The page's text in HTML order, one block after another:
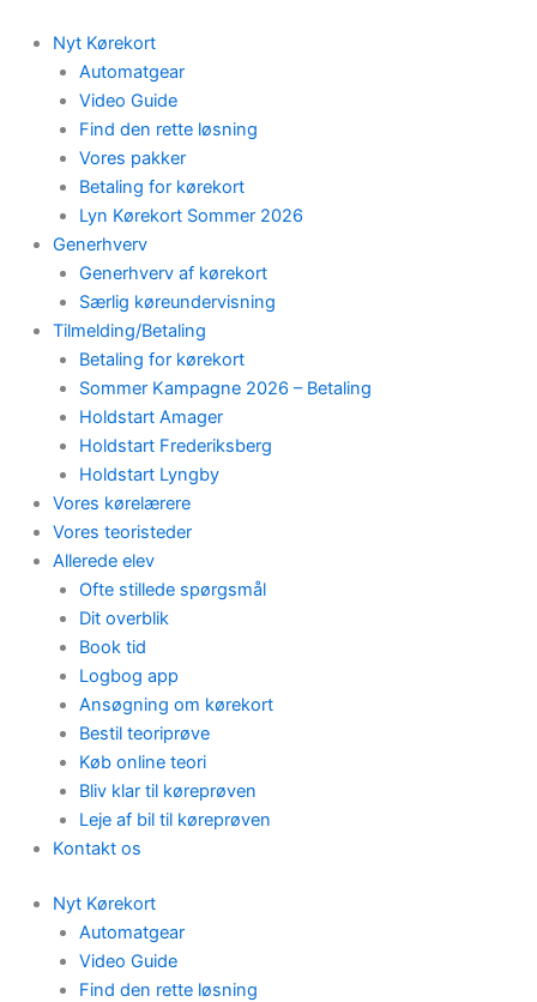
content
Nyt Kørekort
Automatgear
Video Guide
Find den rette løsning
Vores pakker
Betaling for kørekort
Lyn Kørekort Sommer 2026
Generhverv
Generhverv af kørekort
Særlig køreundervisning
Tilmelding/Betaling
Betaling for kørekort
Sommer Kampagne 2026 – Betaling
Holdstart Amager
Holdstart Frederiksberg
Holdstart Lyngby
Vores kørelærere
Vores teoristeder
Allerede elev
Ofte stillede spørgsmål
Dit overblik
Book tid
Logbog app
Ansøgning om kørekort
Bestil teoriprøve
Køb online teori
Bliv klar til køreprøven
Leje af bil til køreprøven
Kontakt os
Nyt Kørekort
Automatgear
Video Guide
Find den rette løsning